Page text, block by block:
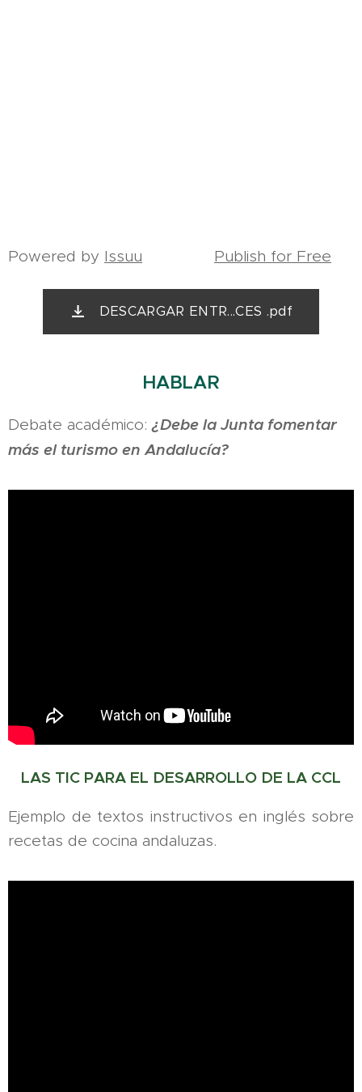
Powered by Issuu Publish for Free
DESCARGAR ENTR...CES .pdf
HABLAR
Debate académico:¿Debe la Junta fomentar
más el turismo en Andalucía?
LAS TIC PARA EL DESARROLLO DE LA CCL
Ejemplo de textos instructivos en inglés sobre
recetas de cocina andaluzas.